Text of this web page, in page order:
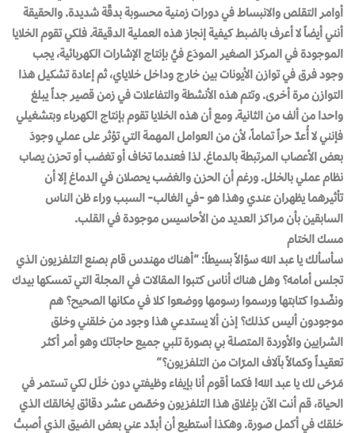
أوامر التقلص والانبساط في دورات زمنية محسوبة بدقّة شديدة. والحقيقة
أنني أيضاً لا أعرف بالضبط كيفية إنجاز هذه العملية الدقيقة. فلكي تقوم الخلايا
الموجودة في المركز الصغير المودَع فيَّ بإنتاج الإشارات الكهربائية، يجب
وجود فرق في توازن الأيونات بين خارج وداخل خلاياي، ثم إعادة تشكيل هذا
التوازن مرة أخرى. وتتم هذه الأنشطة والتفاعلات في زمن قصير جداً يبلغ
واحدا من ألف من الثانية. ومع أن هذه الخلايا تقوم بإنتاج الكهرباء وبتشغيلي
فإنني لا أُعدّ حراً تماماً، لأن من العوامل المهمة التي تؤثر على عملي وجودَ
بعض الأعصاب المرتبطة بالدماغ. لذا فعندما تخاف أو تغضب أو تحزن يصاب
نظام عملي بالخلل. ورغم أن الحزن والغضب يحصلان في الدماغ إلا أن
تأثيرهما يظهران عندي وهذا هو -في الغالب- السبب وراء ظن الناس
السابقين بأن مراكز العديد من الأحاسيس موجودة في القلب.
مسك الختام
سأسألك يا عبد الله سؤالاً بسيطاً: “أهناك مهندس قام بصنع التلفزيون الذي
تجلس أمامه؟ وهل هناك أناس كتبوا المقالات في المجلة التي تمسكها بيدك
ونضّدوا كتابتها ورسموا رسومها ووضعوا كلا في مكانها الصحيح؟ هم
موجودون أليس كذلك؟ إذن ألا يستدعي هذا وجود من خلقني وخلق
الشرايين والأوردة المتصلة بي بصورة تلبي جميع حاجاتك وهو أمر أكثر
تعقيداً وكمالاً بآلاف المرّات من التلفزيون؟”
مَرْحَى لك يا عبد الله! فكما أقوم أنا بإيفاء وظيفتي دون خلَل لكي تستمر في
الحياة، قم أنت الآن بإغلاق هذا التلفزيون وخصّص عشر دقائق لِخالقك الذي
خلقك في أكمل صورة. وهكذا أستطيع أن أبدّد عني بعض الضيق الذي أصبتُ